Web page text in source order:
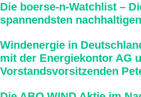
Die boerse-n-Watchlist –
spannendsten
Windenergie in
mit der Energiekontor AG
Vorstandsvorsitzenden